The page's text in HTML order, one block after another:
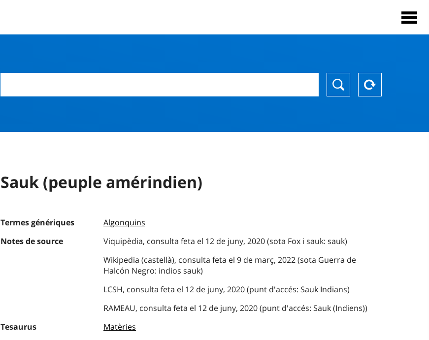
Sauk (peuple amérindien)
Termes génériques
Algonquins
Notes de source
Viquipèdia, consulta feta el 12 de juny, 2020 (sota Fox i sauk: sauk)
Wikipedia (castellà), consulta feta el 9 de març, 2022 (sota Guerra de
Halcón Negro: indios sauk)
LCSH, consulta feta el 12 de juny, 2020 (punt d'accés: Sauk Indians)
RAMEAU, consulta feta el 12 de juny, 2020 (punt d'accés: Sauk (Indiens))
Tesaurus
Matèries